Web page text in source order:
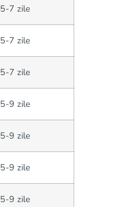
5-7 zile
5-7 zile
5-7 zile
5-9 zile
5-9 zile
5-9 zile
5-9 zile